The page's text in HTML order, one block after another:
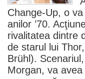
Change-Up, o
anilor ’70.
rivalitatea dintre
de starul lui
Brühl ).
Morgan, va